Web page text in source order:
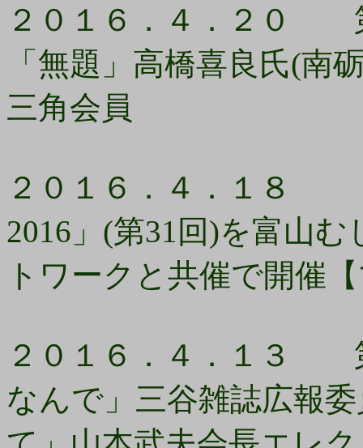
２０１６．４．２０
「無題」高橋喜良氏(南
三角会員
２０１６．４．１８
2016」(第31回)を富山
トワークと共催で開催
２０１６．４．１３
なんで」三谷雑誌広報